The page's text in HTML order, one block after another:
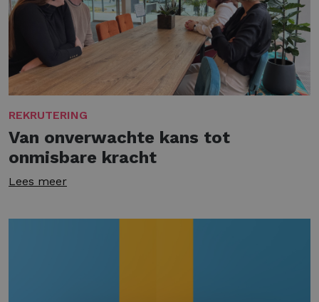
REKRUTERING
Van onverwachte kans tot
onmisbare kracht
Lees meer